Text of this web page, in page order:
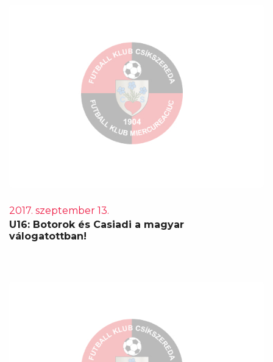
2017. szeptember 13.
U16: Botorok és Casiadi a magyar
válogatottban!